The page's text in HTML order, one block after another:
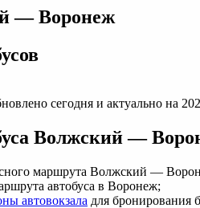
— Воронеж
сегодня и актуально на
Волжский —
маршрута Волжский —
автобуса в Воронеж;
автовокзала для бронирования